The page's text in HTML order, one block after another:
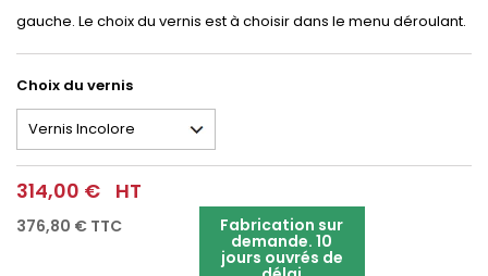
gauche. Le choix du vernis est à choisir dans le menu déroulant.
Choix du vernis
314,00 € HT
376,80 € TTC Fabrication sur
demande. 10
jours ouvrés de